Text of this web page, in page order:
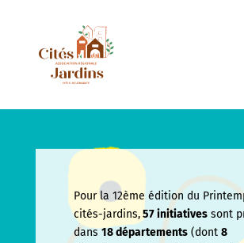
Pour la 12ème édition du
cités-jardins,57 initiativessont
dans18 départements(dont 8